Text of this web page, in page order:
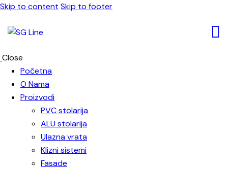
Skip to content Skip to footer
Close
Početna
O Nama
Proizvodi
PVC stolarija
ALU stolarija
Ulazna vrata
Klizni sistemi
Fasade